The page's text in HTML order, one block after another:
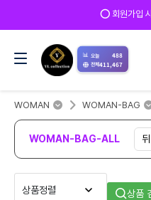
⭕ 회원가입
📊 오늘 488
전체411,467
WOMAN WOMAN-BAG
WOMAN-BAG-ALL
상품